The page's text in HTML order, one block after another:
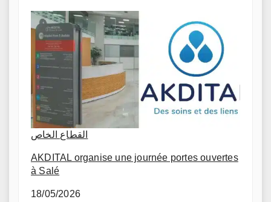
القطاع الخاص
AKDITAL organise une journée portes ouvertes
à Salé
18/05/2026